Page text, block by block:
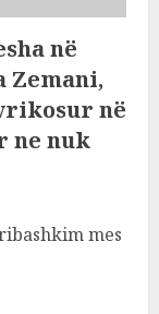
në
Zemani,
në
ne nuk
mes